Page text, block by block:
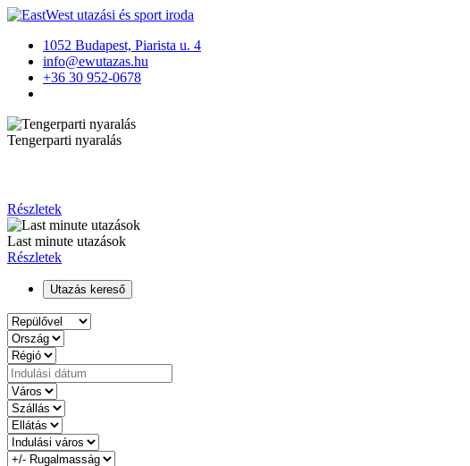
1052 Budapest, Piarista u. 4
info@ewutazas.hu
+36 30 952-0678
Tengerparti nyaralás
Részletek
Last minute utazások
Részletek
Utazás kereső